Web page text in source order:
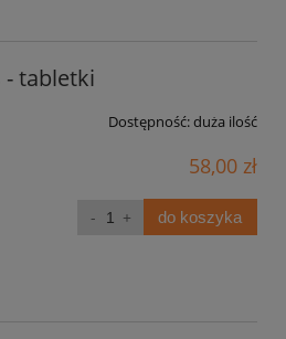
- tabletki
Dostępność:duża ilość
58,00 zł
do koszyka